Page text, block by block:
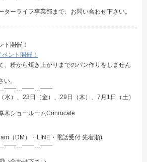
ーライフ事業部まで、お問い合わせ下さい。
ト開催！
ベント開催！
、粉から焼き上がりまでのパン作りをしません
。
水）、23日（金）、29日（木）、7月1日（土）
木ショールームConrocafe
（DM）・LINE・電話受付 先着順)